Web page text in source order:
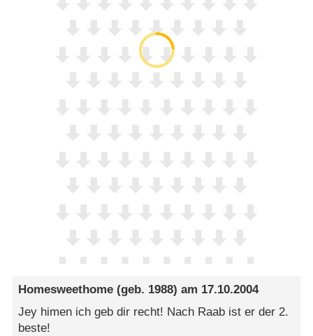
Homesweethome (geb. 1988) am 17.10.2004
Jey himen ich geb dir recht! Nach Raab ist er der 2.
beste!